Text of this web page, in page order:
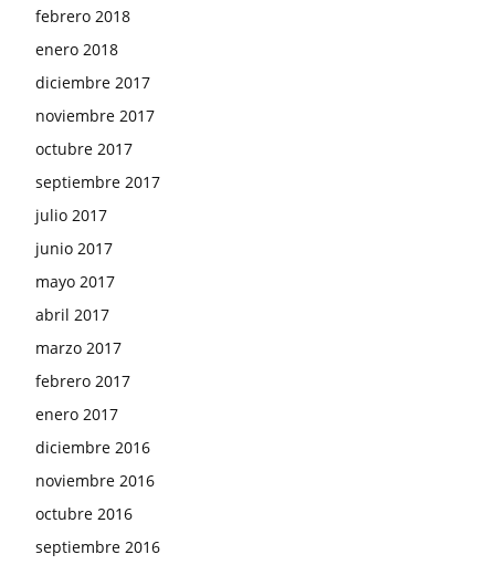
febrero 2018
enero 2018
diciembre 2017
noviembre 2017
octubre 2017
septiembre 2017
julio 2017
junio 2017
mayo 2017
abril 2017
marzo 2017
febrero 2017
enero 2017
diciembre 2016
noviembre 2016
octubre 2016
septiembre 2016